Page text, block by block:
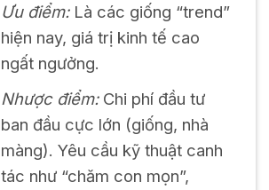
Ưu điểm:Là các giống “trend”
hiện nay, giá trị kinh tế cao
ngất ngưởng.
Nhược điểm:Chi phí đầu tư
ban đầu cực lớn (giống, nhà
màng). Yêu cầu kỹ thuật canh
tác như “chăm con mọn”,